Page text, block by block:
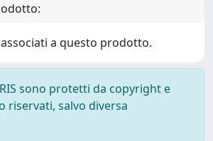
a questo prodotto.
sono protetti da copyright e
riservati, salvo diversa